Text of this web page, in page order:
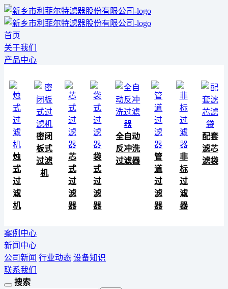
首页
关于我们
产品中心
烛
式
过
滤
机
密闭
板式
过滤
机
芯
式
过
滤
器
袋
式
过
滤
器
全自动
反冲洗
过滤器
管
道
过
滤
器
非
标
过
滤
器
配套
滤芯
滤袋
案例中心
新闻中心
公司新闻 行业动态 设备知识
联系我们
搜索